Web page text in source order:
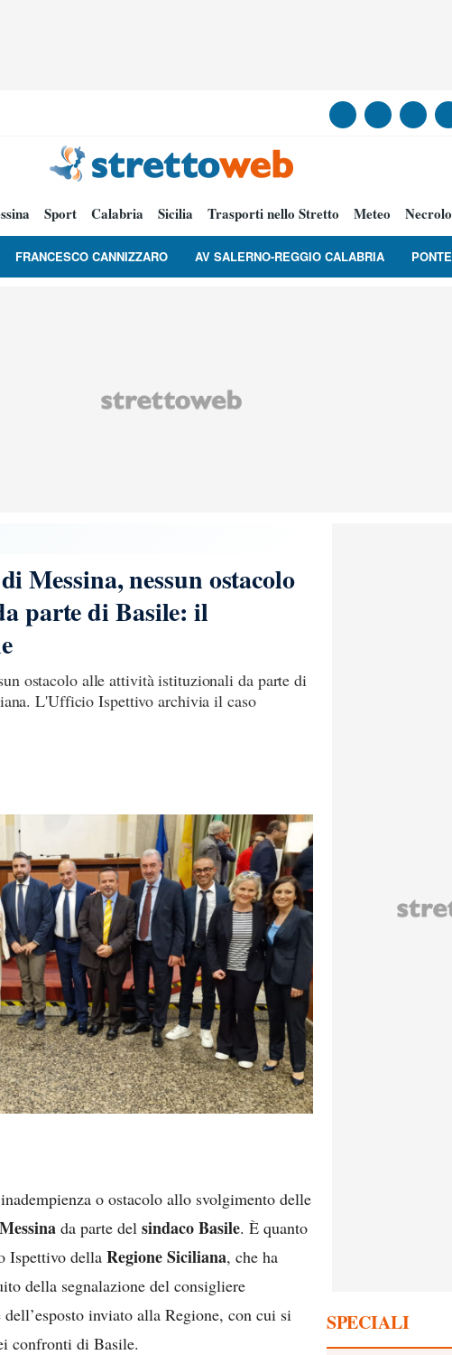
Sport Calabria Sicilia Trasporti nello Stretto Meteo
FRANCESCO CANNIZZARO AV SALERNO-REGGIO CALABRIA
Messina, nessun ostacolo
parte di Basile: il
ostacolo alle attività istituzionali da parte di
L'Ufficio Ispettivo archivia il caso
o ostacolo allo svolgimento delle
Messina da parte del sindaco Basile. È quanto
Ispettivo della Regione Siciliana, che ha
della segnalazione del consigliere
inviato alla Regione, con cui si
confronti di Basile.
SPECIALI